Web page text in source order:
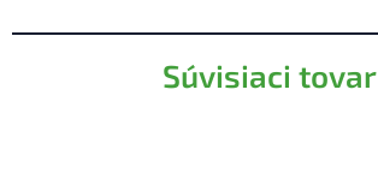
Súvisiaci tovar